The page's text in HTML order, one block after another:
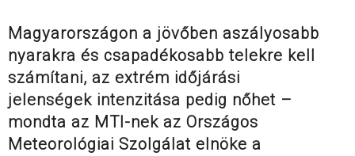
Magyarországon a jövőben aszályosabb
nyarakra és csapadékosabb telekre kell
számítani, az extrém időjárási
jelenségek intenzitása pedig nőhet –
mondta az MTI-nek az Országos
Meteorológiai Szolgálat elnöke a